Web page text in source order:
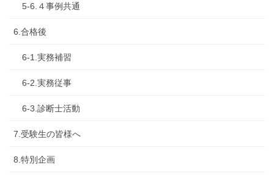
5-6.４事例共通
6.合格後
6-1.実務補習
6-2.実務従事
6-3.診断士活動
7.受験生の皆様へ
8.特別企画